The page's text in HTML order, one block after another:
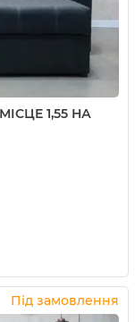
1,55 НА
Під замовлення